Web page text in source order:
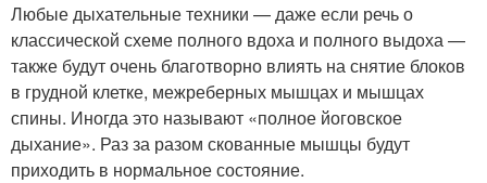
Любые дыхательные техники — даже если речь о
классической схеме полного вдоха и полного выдоха —
также будут очень благотворно влиять на снятие блоков
в грудной клетке, межреберных мышцах и мышцах
спины. Иногда это называют «полное йоговское
дыхание». Раз за разом скованные мышцы будут
приходить в нормальное состояние.